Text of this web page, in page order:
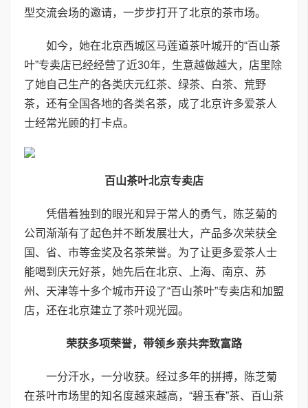
型交流会场的邀请，一步步打开了北京的茶市场。
如今，她在北京西城区马莲道茶叶城开的“百山茶
叶”专卖店已经经营了近30年，生意越做越大，店里除
了她自己生产的各类庆元红茶、绿茶、白茶、荒野
茶，还有全国各地的各类名茶，成了北京许多爱茶人
士经常光顾的打卡点。
百山茶叶北京专卖店
凭借着独到的眼光和异于常人的勇气，陈芝菊的
公司渐渐有了起色并不断发展壮大，产品多次荣获全
国、省、市等金奖及名茶荣誉。为了让更多爱茶人士
能喝到庆元好茶，她先后在北京、上海、南京、苏
州、天津等十多个城市开设了“百山茶叶”专卖店和加盟
店，还在北京建立了茶叶观光园。
荣获多项荣誉，带领乡亲共奔致富路
一分汗水，一分收获。经过多年的拼搏，陈芝菊
在茶叶市场里的知名度越来越高，“碧玉春”茶、百山茶